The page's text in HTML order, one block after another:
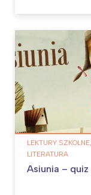
LEKTURY SZKOLNE,
LITERATURA
Asiunia – quiz